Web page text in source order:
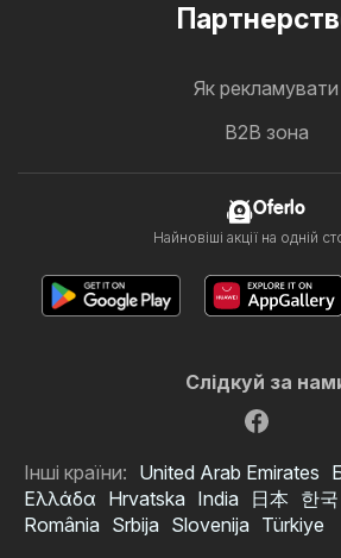
Як рекламувати
B2B зона
Oferlo
Найновіші акції на одній
Слідкуй за
Інші країни: United Arab Emirates
Ελλάδα Hrvatska India 日本 한국
România Srbija Slovenija Türkiye